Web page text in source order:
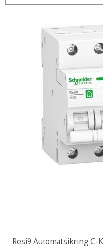
Resi9 Automatsikring C-